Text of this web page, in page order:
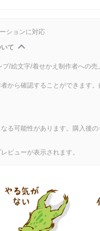
ションに対応
て
/絵文字/着せかえ制作者への
から確認することができます
る可能性があります。購入後の
ビューが表示されます。